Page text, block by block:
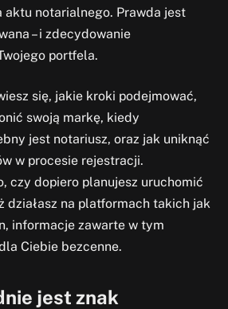
aktu notarialnego. Prawda jest
– i zdecydowanie
portfela.
się, jakie kroki podejmować,
swoją markę, kiedy
jest notariusz, oraz jak uniknąć
w procesie rejestracji.
czy dopiero planujesz uruchomić
działasz na platformach takich jak
informacje zawarte w tym
Ciebie bezcenne.
jest znak